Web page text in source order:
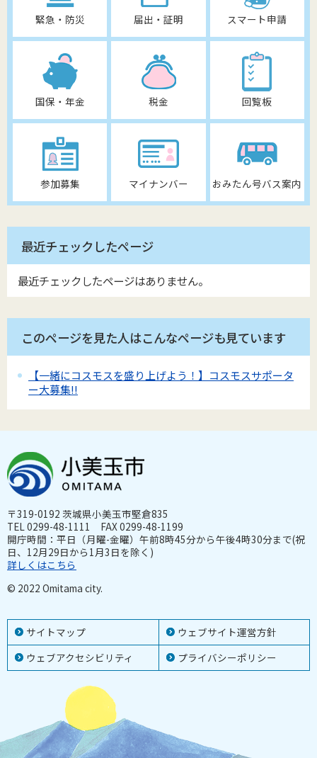
緊急・防災 届出・証明 スマート申請
国保・年金 税金 回覧板
参加募集 マイナンバー おみたん号バス案内
最近チェックしたページ
最近チェックしたページはありません。
このページを見た人はこんなページも見ています
【一緒にコスモスを盛り上げよう！】コスモスサポータ
ー大募集!!
サイトマップ
ウェブサイト運営方針
ウェブアクセシビリティ
プライバシーポリシー
〒319-0192 茨城県小美玉市堅倉835
TEL 0299-48-1111 FAX 0299-48-1199
開庁時間：平日（月曜-金曜）午前8時45分から午後4時30分まで(祝
日、12月29日から1月3日を除く)
詳しくはこちら
© 2022 Omitama city.